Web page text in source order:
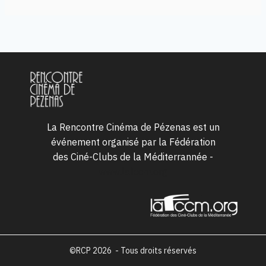
La Rencontre Cinéma de Pézenas est un
événement organisé par la Fédération
des Ciné-Clubs de la Méditerrannée -
©RCP 2026 - Tous droits réservés